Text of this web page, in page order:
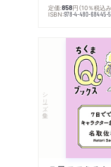
定価:858円 （10％税込み
ISBN:978-4-480-68445-5
シリーズ・全集